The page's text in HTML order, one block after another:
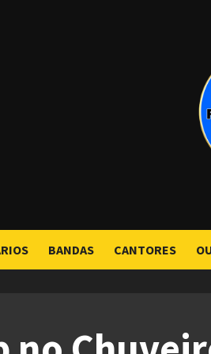
BANDAS CANTORES